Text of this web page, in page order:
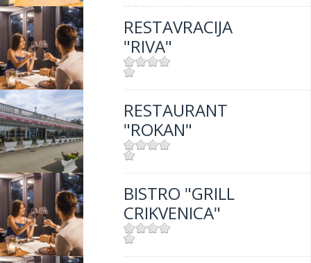
Udaljenost od mora:
RESTAVRACIJA
"RIVA"
Udaljenost od mora:
RESTAURANT
"ROKAN"
BISTRO "GRILL
CRIKVENICA"